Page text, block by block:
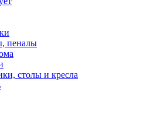
пеналы
столы и кресла